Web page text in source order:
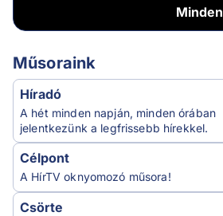
Minden
Műsoraink
Híradó
A hét minden napján, minden órában
jelentkezünk a legfrissebb hírekkel.
Célpont
A HírTV oknyomozó műsora!
Csörte